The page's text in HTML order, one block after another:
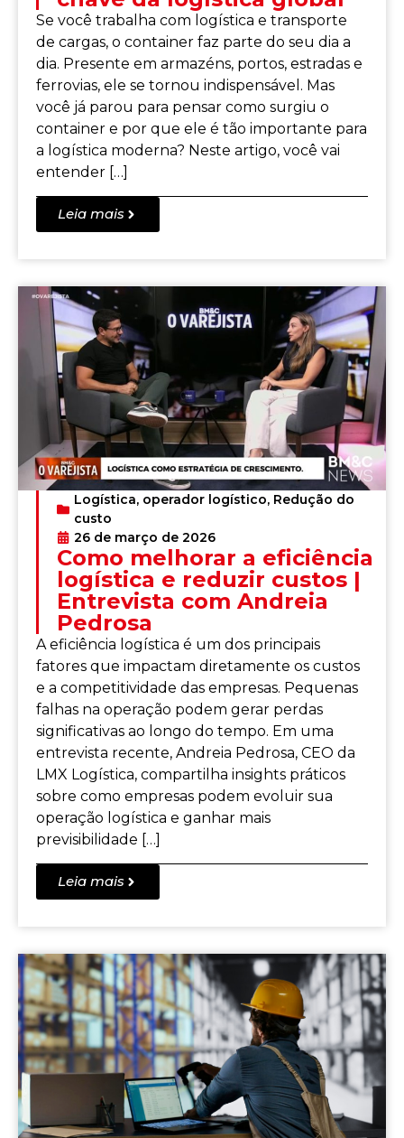
Se você trabalha com logística e transporte
de cargas, o container faz parte do seu dia a
dia. Presente em armazéns, portos, estradas e
ferrovias, ele se tornou indispensável. Mas
você já parou para pensar como surgiu o
container e por que ele é tão importante para
a logística moderna? Neste artigo, você vai
entender […]
Leia mais
Logística, operador logístico, Redução do
custo
26 de março de 2026
Como melhorar a eficiência
logística e reduzir custos |
Entrevista com Andreia
Pedrosa
A eficiência logística é um dos principais
fatores que impactam diretamente os custos
e a competitividade das empresas. Pequenas
falhas na operação podem gerar perdas
significativas ao longo do tempo. Em uma
entrevista recente, Andreia Pedrosa, CEO da
LMX Logística, compartilha insights práticos
sobre como empresas podem evoluir sua
operação logística e ganhar mais
previsibilidade […]
Leia mais